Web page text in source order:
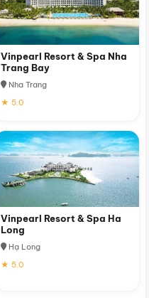
Vinpearl Resort & Spa Nha
Trang Bay
Nha Trang
★ 5.0
Vinpearl Resort & Spa Ha
Long
Hạ Long
★ 5.0